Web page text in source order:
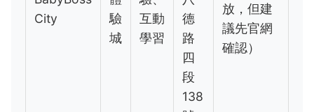
City
驗
城
互動
學習
德
路
四
段
138
放，但建
議先官網
確認）